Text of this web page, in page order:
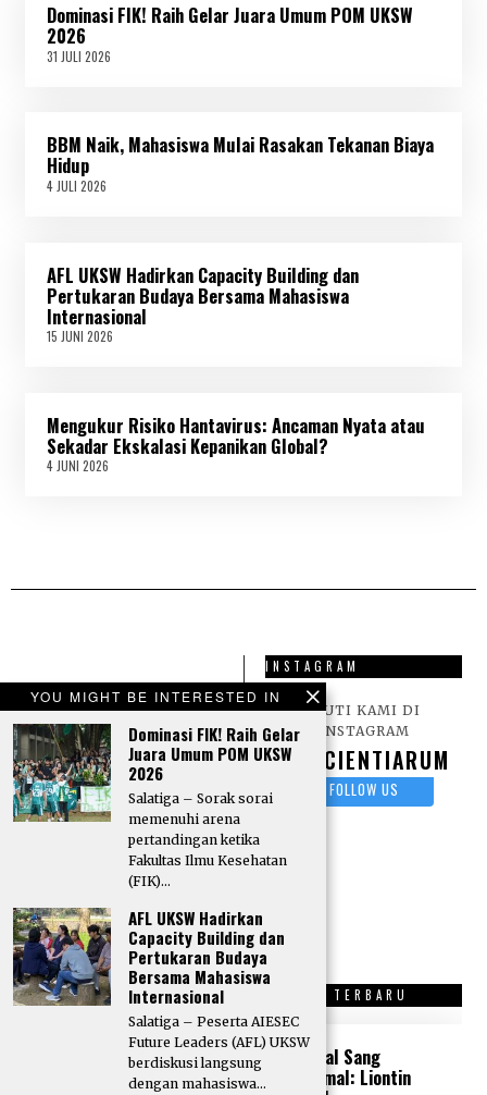
Dominasi FIK! Raih Gelar Juara Umum POM UKSW
2026
31 JULI 2026
I
BBM Naik, Mahasiswa Mulai Rasakan Tekanan Biaya
Hidup
4 JULI 2026
2
0
2
6
AFL UKSW Hadirkan Capacity Building dan
Pertukaran Budaya Bersama Mahasiswa
Internasional
15 JUNI 2026
I
2
0
Mengukur Risiko Hantavirus: Ancaman Nyata atau
Sekadar Ekskalasi Kepanikan Global?
4 JUNI 2026
2
YOU MIGHT BE INTERESTED IN
Dominasi FIK! Raih Gelar
Juara Umum POM UKSW
2026
Salatiga – Sorak sorai
memenuhi arena
pertandingan ketika
Fakultas Ilmu Kesehatan
(FIK)…
AFL UKSW Hadirkan
Capacity Building dan
Pertukaran Budaya
Bersama Mahasiswa
Internasional
Salatiga – Peserta AIESEC
Future Leaders (AFL) UKSW
berdiskusi langsung
dengan mahasiswa…
Ingin menjadi
Kontributor
Scientiarum? Kirim
karya tulis berupa
Artikel, Opini, Puisi,
dan Sastra lainnya
melalui surel:
Redaksi Scientiarum
INSTAGRAM
IKUTI KAMI DI
INSTAGRAM
SCIENTIARUM
FOLLOW US
OPINI TERBARU
“Tone Deaf” di
Tengah Krisis
SASTRA TERBARU
Kristal Sang
Peramal: Liontin